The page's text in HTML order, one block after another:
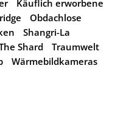
Käuflich erworbene
Obdachlose
Shangri-La
Shard
Traumwelt
Wärmebildkameras